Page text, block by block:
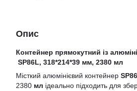
Опис
Контейнер прямокутний із
SP86L, 318*214*39 мм, 2380 мл
Місткий алюмінієвий контейнер
2380 мл ідеально підходить для